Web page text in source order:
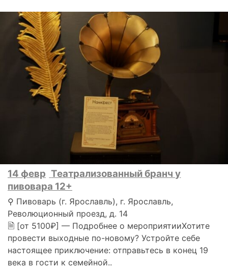
14 февр Театрализованный бранч у
пивовара 12+
⚲ Пивоварь (г. Ярославль), г. Ярославль,
Революционный проезд, д. 14
🗎 [от 5100₽] — Подробнее о мероприятииХотите
провести выходные по-новому? Устройте себе
настоящее приключение: отправьтесь в конец 19
века в гости к семейной..